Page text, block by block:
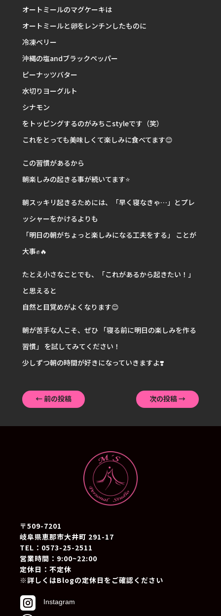
オートミールのマグケーキは
オートミールと卵をレンチンしたものに
冷凍ベリー
沖縄の塩andブラックペッパー
ピーナッツバター
水切りヨーグルト
シナモン
をトッピングするのがみちこstyleです（笑）
これをとっても美味しくて楽しみに食べてます😊
この習慣があるから
朝楽しみの起きる事が続いてます⭐️
朝スッキリ起きるためには、「早く寝なきゃ…」とプレ
ッシャーをかけるよりも
「明日の朝がちょっと楽しみになる工夫をする」 ことが
大事✊🔥
たとえ小さなことでも、「これがあるから起きたい！」
と思えると
自然と目覚めがよくなります😊
朝が苦手な人こそ、ぜひ 「寝る前に明日の楽しみを作る
習慣」 を試してみてください！
少しずつ朝の時間が好きになっていきますよ❣️
← 前の投稿 次の投稿→
〒509-7201
岐阜県恵那市大井町 291-17
TEL：0573-25-2511
営業時間：9:00~22:00
定休日：不定休
※詳しくはBlogの定休日をご確認ください
 Instagram